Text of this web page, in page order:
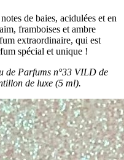
de baies, acidulées et en
framboises et ambre
extraordinaire, qui est
spécial et unique !
de Parfums n°33 VILD de
de luxe (5 ml).